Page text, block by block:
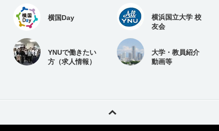
横国Day
横浜国立大学 校
友会
YNUで働きたい
方（求人情報）
大学・教員紹介
動画等